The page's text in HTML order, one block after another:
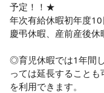
予定！！★
年次有給休暇初年度
慶弔休暇、産前産後
◎育児休暇では1年間
っては延長すること
を利用できます。